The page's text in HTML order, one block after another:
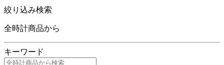
絞り込み検索
全時計商品から
キーワード